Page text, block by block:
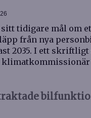
tidigare mål om
från nya
2035. I ett skriftligt